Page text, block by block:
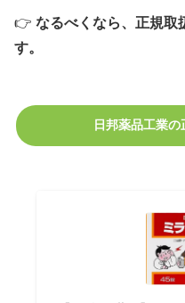
👉 なるべくなら、正規取
す。
日邦薬品工業